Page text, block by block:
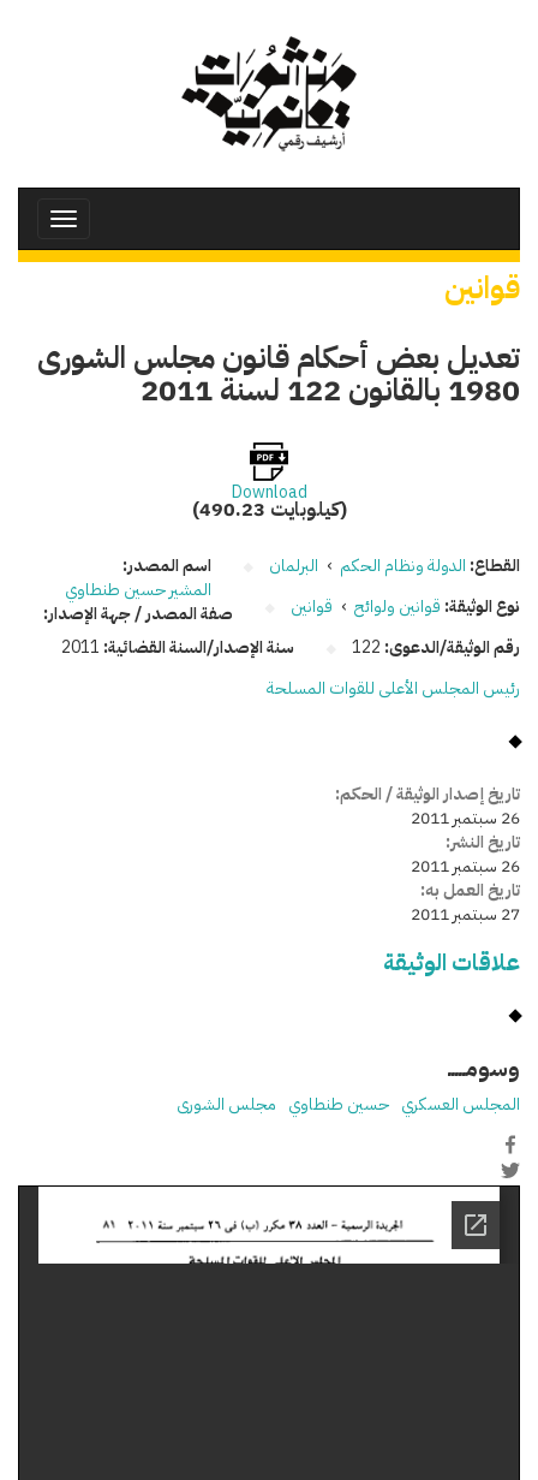
Toggle
قوانين
تعديل بعض أحكام قانون مجلس الشورى
1980 بالقانون 122 لسنة 2011
Download
(490.23 كيلوبايت)
القطاع: الدولة ونظام الحكم › البرلمان
نوع الوثيقة: قوانين ولوائح › قوانين
رقم الوثيقة/الدعوى: 122 سنة الإصدار/السنة القضائية: 2011
اسم المصدر:
المشير حسين طنطاوي
صفة المصدر / جهة الإصدار:
رئيس المجلس الأعلى للقوات المسلحة
تاريخ إصدار الوثيقة / الحكم:
26 سبتمبر 2011
تاريخ النشر:
26 سبتمبر 2011
تاريخ العمل به:
27 سبتمبر 2011
علاقات الوثيقة
وسومـــــ
المجلس العسكري حسين طنطاوي مجلس الشورى